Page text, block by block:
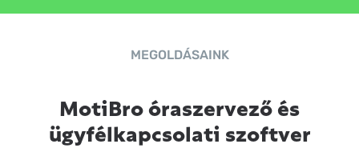
MEGOLDÁSAINK
MotiBro óraszervező és
ügyfélkapcsolati szoftver